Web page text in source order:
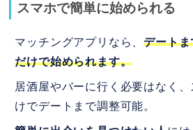
スマホで簡単に始められる
マッチングアプリなら、デート
だけで始められます。
居酒屋やバーに行く必要はなく
けでデートまで調整可能。